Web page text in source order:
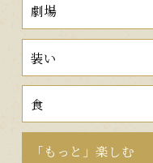
劇場
装い
食
「もっと」楽しむ